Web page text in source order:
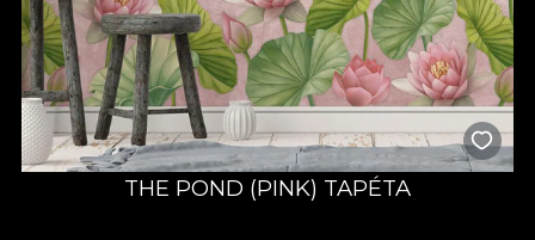
THE POND (PINK) TAPÉTA